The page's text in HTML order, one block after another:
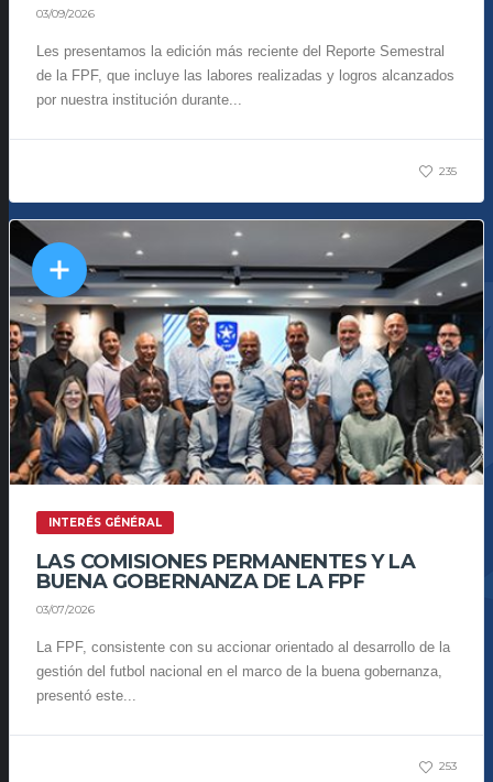
03/09/2026
Les presentamos la edición más reciente del Reporte Semestral
de la FPF, que incluye las labores realizadas y logros alcanzados
por nuestra institución durante...
235
INTERÉS GÉNÉRAL
LAS COMISIONES PERMANENTES Y LA
BUENA GOBERNANZA DE LA FPF
03/07/2026
La FPF, consistente con su accionar orientado al desarrollo de la
gestión del futbol nacional en el marco de la buena gobernanza,
presentó este...
253